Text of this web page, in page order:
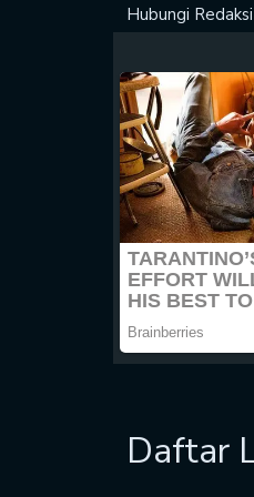
Hubungi
Daftar